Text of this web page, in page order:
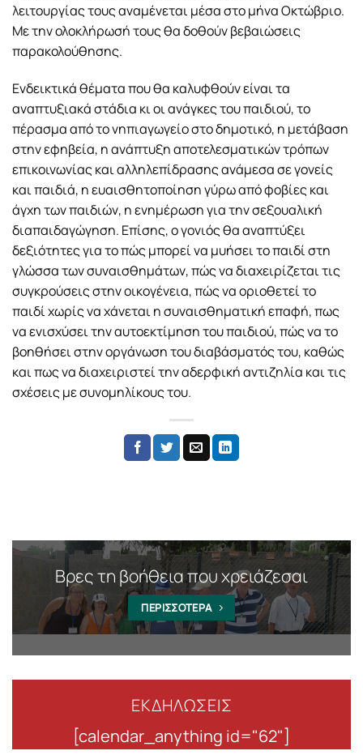
λειτουργίας τους αναμένεται μέσα στο μήνα Οκτώβριο.
Με την ολοκλήρωσή τους θα δοθούν βεβαιώσεις
παρακολούθησης.
Ενδεικτικά θέματα που θα καλυφθούν είναι τα
αναπτυξιακά στάδια κι οι ανάγκες του παιδιού, το
πέρασμα από το νηπιαγωγείο στο δημοτικό, η μετάβαση
στην εφηβεία, η ανάπτυξη αποτελεσματικών τρόπων
επικοινωνίας και αλληλεπίδρασης ανάμεσα σε γονείς
και παιδιά, η ευαισθητοποίηση γύρω από φοβίες και
άγχη των παιδιών, η ενημέρωση για την σεξουαλική
διαπαιδαγώγηση. Επίσης, ο γονιός θα αναπτύξει
δεξιότητες για το πώς μπορεί να μυήσει το παιδί στη
γλώσσα των συναισθημάτων, πώς να διαχειρίζεται τις
συγκρούσεις στην οικογένεια, πώς να οριοθετεί το
παιδί χωρίς να χάνεται η συναισθηματική επαφή, πως
να ενισχύσει την αυτοεκτίμηση του παιδιού, πώς να το
βοηθήσει στην οργάνωση του διαβάσματός του, καθώς
και πως να διαχειριστεί την αδερφική αντιζηλία και τις
σχέσεις με συνομηλίκους του.
Βρες τη βοήθεια που χρειάζεσαι
ΠΕΡΙΣΣΟΤΕΡΑ
ΕΚΔΗΛΩΣΕΙΣ
[calendar_anything id="62"]